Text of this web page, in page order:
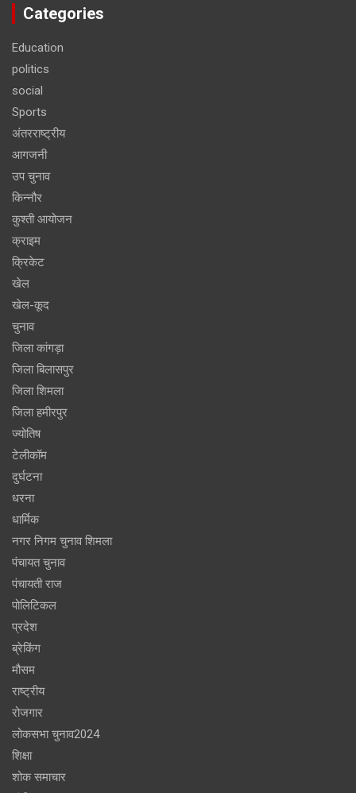
Categories
Education
politics
social
Sports
अंतरराष्ट्रीय
आगजनी
उप चुनाव
किन्नौर
कुश्ती आयोजन
क्राइम
क्रिकेट
खेल
खेल-कूद
चुनाव
जिला कांगड़ा
जिला बिलासपुर
जिला शिमला
जिला हमीरपुर
ज्योतिष
टेलीकॉम
दुर्घटना
धरना
धार्मिक
नगर निगम चुनाव शिमला
पंचायत चुनाव
पंचायती राज
पोलिटिकल
प्रदेश
ब्रेकिंग
मौसम
राष्ट्रीय
रोजगार
लोकसभा चुनाव2024
शिक्षा
शोक समाचार